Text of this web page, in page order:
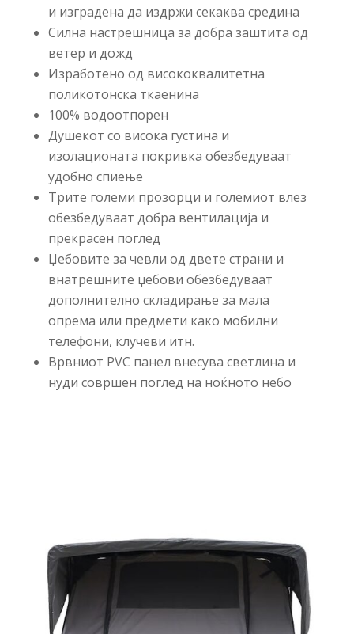
и изградена да издржи секаква средина
Силна настрешница за добра заштита од
ветер и дожд
Изработено од висококвалитетна
поликотонска ткаенина
100% водоотпорен
Душекот со висока густина и
изолационата покривка обезбедуваат
удобно спиење
Трите големи прозорци и големиот влез
обезбедуваат добра вентилација и
прекрасен поглед
Џебовите за чевли од двете страни и
внатрешните џебови обезбедуваат
дополнително складирање за мала
опрема или предмети како мобилни
телефони, клучеви итн.
Врвниот PVC панел внесува светлина и
нуди совршен поглед на ноќното небо